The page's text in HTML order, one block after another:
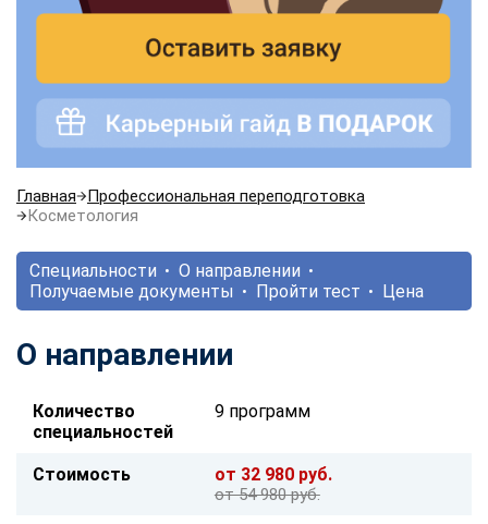
Главная
Профессиональная переподготовка
Косметология
Специальности
О направлении
Получаемые документы
Пройти тест Цена
О направлении
Количество
специальностей
9 программ
Стоимость от 32 980 руб.
от 54 980 руб.